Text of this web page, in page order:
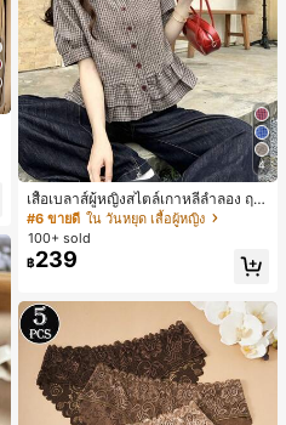
4
เสื้อเบลาส์ผู้หญิงสไตล์เกาหลีลำลอง ฤดู
ใบไม้ผลิ/ฤดูร้อนใหม่ ชายระบาย ชิคแล
ะหรูหรา
#6 ขายดี ใน วันหยุด เสื้อผู้หญิง
100+ sold
฿239